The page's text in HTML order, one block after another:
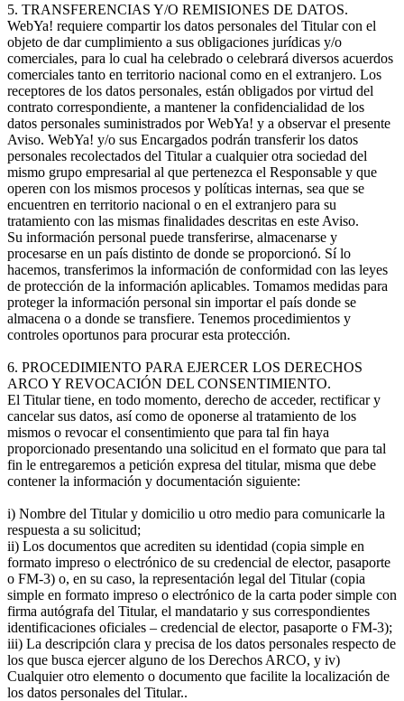
5. TRANSFERENCIAS Y/O REMISIONES DE DATOS.
WebYa! requiere compartir los datos personales del Titular con el
objeto de dar cumplimiento a sus obligaciones jurídicas y/o
comerciales, para lo cual ha celebrado o celebrará diversos acuerdos
comerciales tanto en territorio nacional como en el extranjero. Los
receptores de los datos personales, están obligados por virtud del
contrato correspondiente, a mantener la confidencialidad de los
datos personales suministrados por WebYa! y a observar el presente
Aviso. WebYa! y/o sus Encargados podrán transferir los datos
personales recolectados del Titular a cualquier otra sociedad del
mismo grupo empresarial al que pertenezca el Responsable y que
operen con los mismos procesos y políticas internas, sea que se
encuentren en territorio nacional o en el extranjero para su
tratamiento con las mismas finalidades descritas en este Aviso.
Su información personal puede transferirse, almacenarse y
procesarse en un país distinto de donde se proporcionó. Sí lo
hacemos, transferimos la información de conformidad con las leyes
de protección de la información aplicables. Tomamos medidas para
proteger la información personal sin importar el país donde se
almacena o a donde se transfiere. Tenemos procedimientos y
controles oportunos para procurar esta protección.
6. PROCEDIMIENTO PARA EJERCER LOS DERECHOS
ARCO Y REVOCACIÓN DEL CONSENTIMIENTO.
El Titular tiene, en todo momento, derecho de acceder, rectificar y
cancelar sus datos, así como de oponerse al tratamiento de los
mismos o revocar el consentimiento que para tal fin haya
proporcionado presentando una solicitud en el formato que para tal
fin le entregaremos a petición expresa del titular, misma que debe
contener la información y documentación siguiente:
i) Nombre del Titular y domicilio u otro medio para comunicarle la
respuesta a su solicitud;
ii) Los documentos que acrediten su identidad (copia simple en
formato impreso o electrónico de su credencial de elector, pasaporte
o FM-3) o, en su caso, la representación legal del Titular (copia
simple en formato impreso o electrónico de la carta poder simple con
firma autógrafa del Titular, el mandatario y sus correspondientes
identificaciones oficiales – credencial de elector, pasaporte o FM-3);
iii) La descripción clara y precisa de los datos personales respecto de
los que busca ejercer alguno de los Derechos ARCO, y iv)
Cualquier otro elemento o documento que facilite la localización de
los datos personales del Titular..